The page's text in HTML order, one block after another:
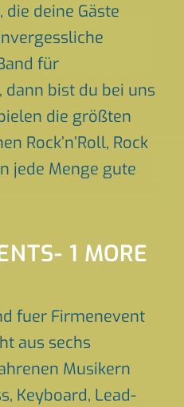
deine Gäste
für
bist du bei uns
die größten
Rock’n’Roll, Rock
jede Menge gute
1 MORE
fuer Firmenevent
aus sechs
Musikern
Keyboard, Lead-